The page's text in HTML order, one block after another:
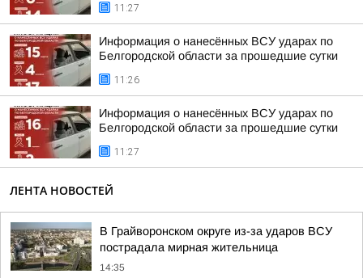
11:27
Информация о нанесённых ВСУ ударах по
Белгородской области за прошедшие сутки
11:26
Информация о нанесённых ВСУ ударах по
Белгородской области за прошедшие сутки
11:27
ЛЕНТА НОВОСТЕЙ
В Грайворонском округе из-за ударов ВСУ
пострадала мирная жительница
14:35